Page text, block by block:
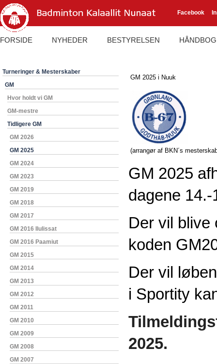
Facebook
FORSIDE NYHEDER BESTYRELSEN HÅNDBOG
Turneringer & Mesterskaber
GM
Hvor holdt vi GM
GM-mestre
Tidligere GM
GM 2026
GM 2025
GM 2024
GM 2023
GM 2019
GM 2018
GM 2017
GM 2016 Ilulissat
GM 2016 Paamiut
GM 2015
GM 2014
GM 2013
GM 2012
GM 2011
GM 2010
GM 2009
GM 2008
GM 2007
GM 2025 i Nuuk
(arrangør af BKN´s
GM 2025
dagene
Der vil blive
koden
Der vil
i Sportity
2025.